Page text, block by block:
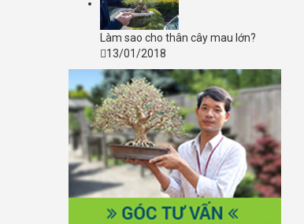
Làm sao cho thân cây mau lớn?
13/01/2018